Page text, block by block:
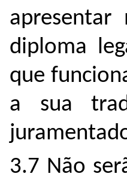
diploma
que
a sua
3.7 Não